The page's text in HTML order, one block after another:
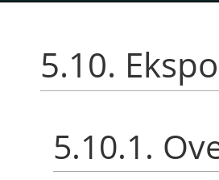
5.10.
5.10.1.